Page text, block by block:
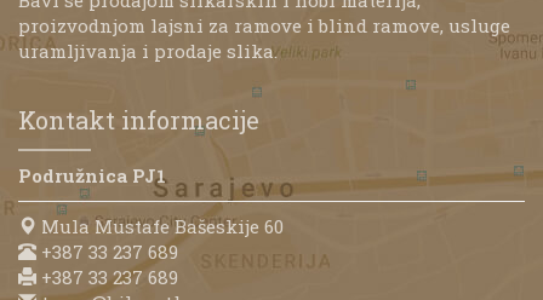
proizvodnjom lajsni za ramove i blind ramove, usluge
uramljivanja i prodaje slika.
Kontakt informacije
Podružnica PJ1
Mula Mustafe Bašeskije 60
+387 33 237 689
+387 33 237 689